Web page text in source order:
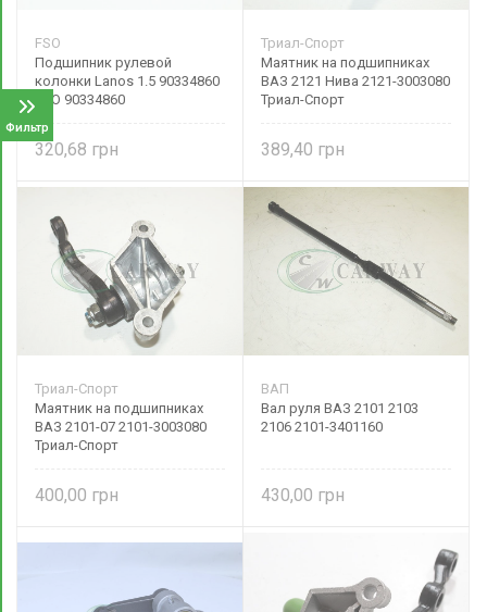
Фильтр
FSO
Подшипник рулевой
колонки Lanos 1.5 90334860
FSO 90334860
320,68
Триал-Спорт
Маятник на подшипниках
ВАЗ 2121 Нива 2121-3003080
Триал-Спорт
389,40
Триал-Спорт
Маятник на подшипниках
ВАЗ 2101-07 2101-3003080
Триал-Спорт
400,00
ВАП
Вал руля ВАЗ 2101 2103
2106 2101-3401160
430,00